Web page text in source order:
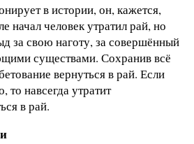
в истории, он, кажется,
начал человек утратил рай, но
за свою наготу, за совершённый
существами. Сохранив всё
вернуться в рай. Если
то навсегда утратит
в рай.